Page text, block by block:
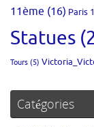
11ème (16) Paris
Statues
Tours (5)
Catégories